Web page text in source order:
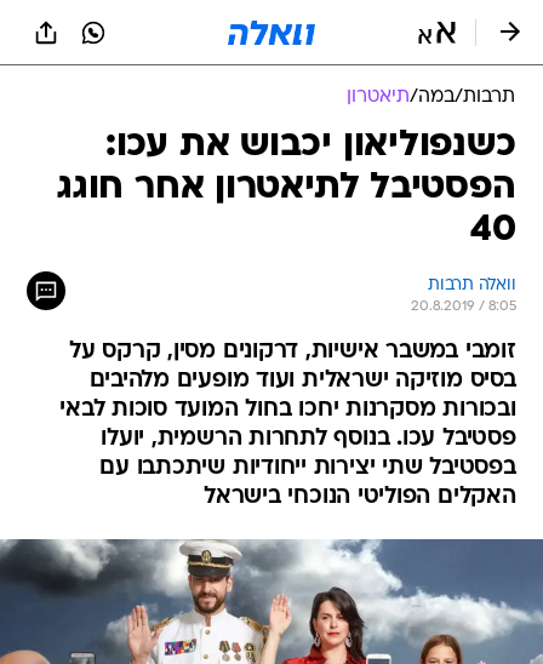
תרבות/במה/תיאטרון
כשנפוליאון יכבוש את עכו:
הפסטיבל לתיאטרון אחר חוגג
40
וואלה תרבות
20.8.2019 / 8:05
זומבי במשבר אישיות, דרקונים מסין, קרקס על
בסיס מוזיקה ישראלית ועוד מופעים מלהיבים
ובכורות מסקרנות יחכו בחול המועד סוכות לבאי
פסטיבל עכו. בנוסף לתחרות הרשמית, יועלו
בפסטיבל שתי יצירות ייחודיות שיתכתבו עם
האקלים הפוליטי הנוכחי בישראל